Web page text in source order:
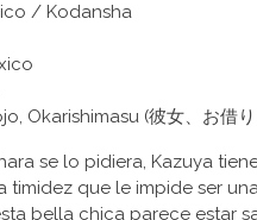
/ Kodansha
Okarishimasu (彼女、お借
se lo pidiera, Kazuya
timidez que le impide ser
bella chica parece estar